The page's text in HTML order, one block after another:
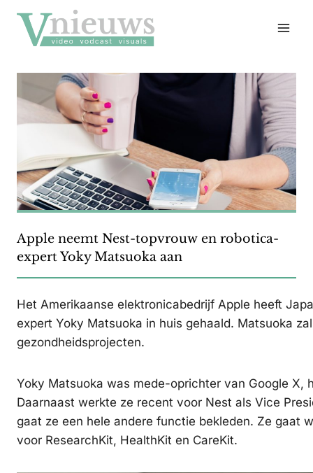
naar
inhoud
Apple neemt Nest-topvrouw en robotica-
expert Yoky Matsuoka aan
Het Amerikaanse elektronicabedrijf Apple heeft
expert Yoky Matsuoka in huis gehaald. Matsuoka
gezondheidsprojecten.
Yoky Matsuoka was mede-oprichter van Google X,
Daarnaast werkte ze recent voor Nest als Vice
gaat ze een hele andere functie bekleden. Ze gaat
voor ResearchKit, HealthKit en CareKit.